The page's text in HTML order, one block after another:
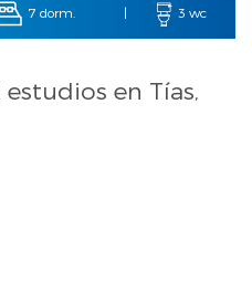
7 dorm. | 3 wc
en Tías,